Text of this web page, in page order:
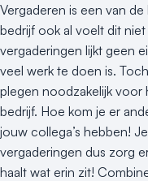
Vergaderen is een van
bedrijf ook al voelt dit
vergaderingen lijkt geen
veel werk te doen is.
plegen noodzakelijk
bedrijf. Hoe kom je er
jouw collega’s hebben!
vergaderingen dus zorg
haalt wat erin zit!